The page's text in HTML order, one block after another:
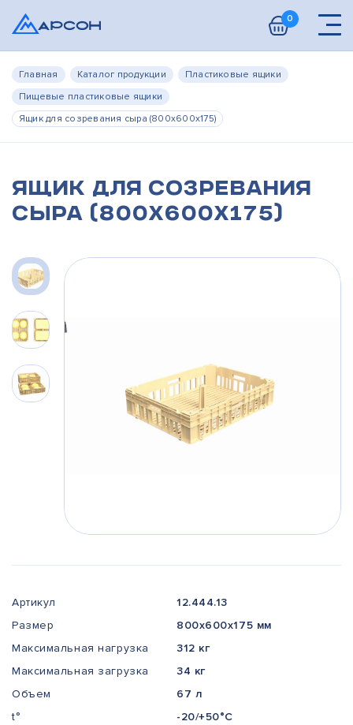
0
Главная Каталог продукции
Пластиковые ящики
Пищевые пластиковые ящики
Ящик для созревания сыра (800х600х175)
Ящик для созревания
сыра (800х600х175)
Артикул
12.444.13
Размер
800x600x175 мм
Максимальная нагрузка
312 кг
Максимальная загрузка
34 кг
Объем
67 л
t°
-20/+50°С